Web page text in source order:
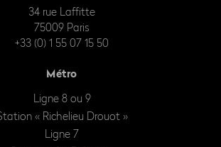
34 rue Laffitte
75009 Paris
+33 (0) 1 55 07 15 50
Métro
Ligne 8 ou 9
« Richelieu Drouot »
Ligne 7